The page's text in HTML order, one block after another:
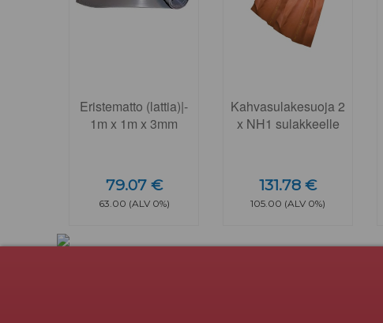
Eristematto (lattia)|-
1m x 1m x 3mm
79.07 €
63.00 (ALV 0%)
Kahvasulakesuoja 2
x NH1 sulakkeelle
131.78 €
105.00 (ALV 0%)